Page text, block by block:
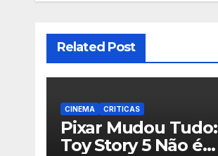
Related Post
CINEMA CRITICAS
Pixar Mudou Tudo:
Toy Story 5 Não é